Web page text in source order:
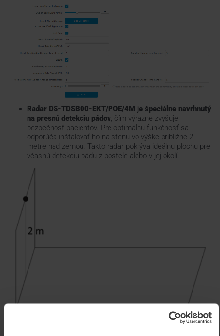
Radar DS-TDSB00-EKT/POE/4M je špeciálne navrhnutý
na presnú detekciu pádov, čím výrazne zvyšuje
bezpečnosť pacientov. Pre optimálnu funkčnosť sa
odporúča inštalovať ho na stenu vo výške približne 2
metre nad zemou. Takto radar pokrýva ideálnu plochu pre
včasnú detekciu pádu z postele alebo v jej okolí.